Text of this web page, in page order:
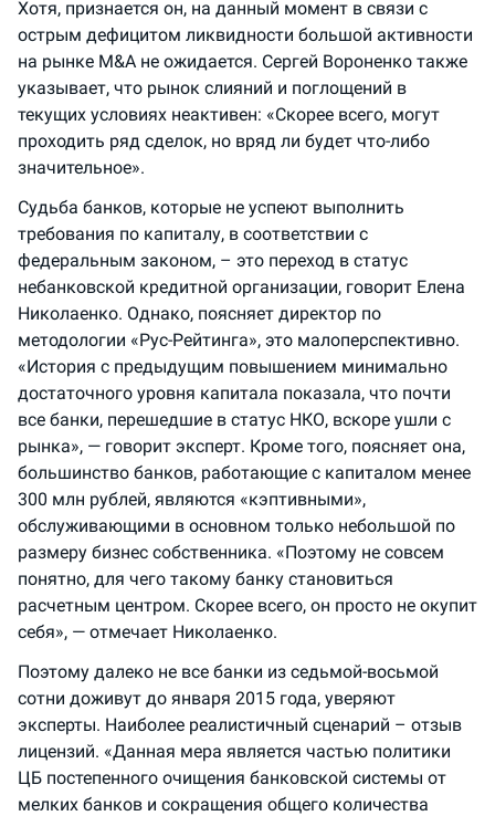
Хотя, признается он, на данный момент в связи с
острым дефицитом ликвидности большой активности
на рынке M&A не ожидается. Сергей Вороненко также
указывает, что рынок слияний и поглощений в
текущих условиях неактивен: «Скорее всего, могут
проходить ряд сделок, но вряд ли будет что-либо
значительное».
Судьба банков, которые не успеют выполнить
требования по капиталу, в соответствии с
федеральным законом, – это переход в статус
небанковской кредитной организации, говорит Елена
Николаенко. Однако, поясняет директор по
методологии «Рус-Рейтинга», это малоперспективно.
«История с предыдущим повышением минимально
достаточного уровня капитала показала, что почти
все банки, перешедшие в статус НКО, вскоре ушли с
рынка», — говорит эксперт. Кроме того, поясняет она,
большинство банков, работающие с капиталом менее
300 млн рублей, являются «кэптивными»,
обслуживающими в основном только небольшой по
размеру бизнес собственника. «Поэтому не совсем
понятно, для чего такому банку становиться
расчетным центром. Скорее всего, он просто не окупит
себя», — отмечает Николаенко.
Поэтому далеко не все банки из седьмой-восьмой
сотни доживут до января 2015 года, уверяют
эксперты. Наиболее реалистичный сценарий – отзыв
лицензий. «Данная мера является частью политики
ЦБ постепенного очищения банковской системы от
мелких банков и сокращения общего количества